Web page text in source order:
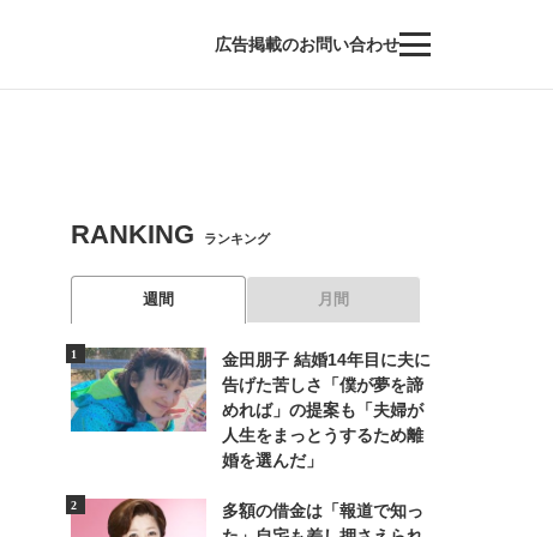
広告掲載のお問い合わせ
RANKING ランキング
週間 月間
金田朋子 結婚14年目に夫に
告げた苦しさ「僕が夢を諦
めれば」の提案も「夫婦が
人生をまっとうするため離
婚を選んだ」
多額の借金は「報道で知っ